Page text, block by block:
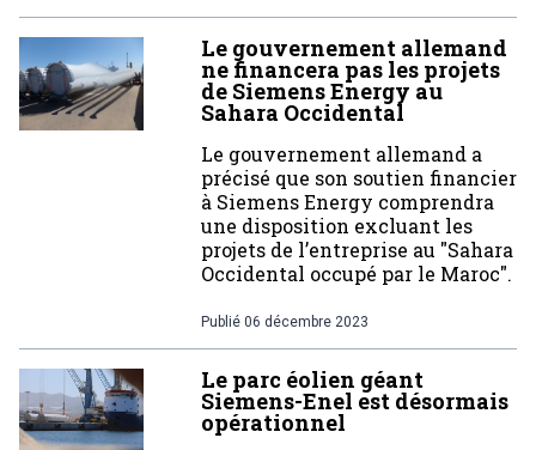
Le gouvernement allemand
ne financera pas les projets
de Siemens Energy au
Sahara Occidental
Le gouvernement allemand a
précisé que son soutien financier
à Siemens Energy comprendra
une disposition excluant les
projets de l’entreprise au "Sahara
Occidental occupé par le Maroc".
Publié 06 décembre 2023
Le parc éolien géant
Siemens-Enel est désormais
opérationnel